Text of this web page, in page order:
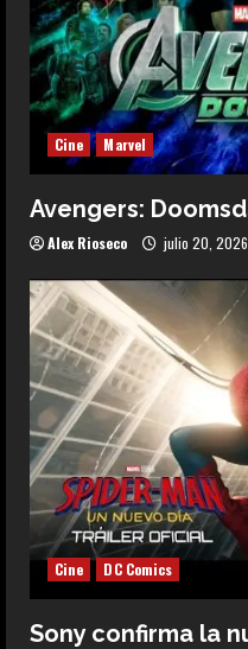
Cine Marvel
Avengers:
Alex Rioseco julio 20, 2026
Cine DC Comics
Sony confirma la